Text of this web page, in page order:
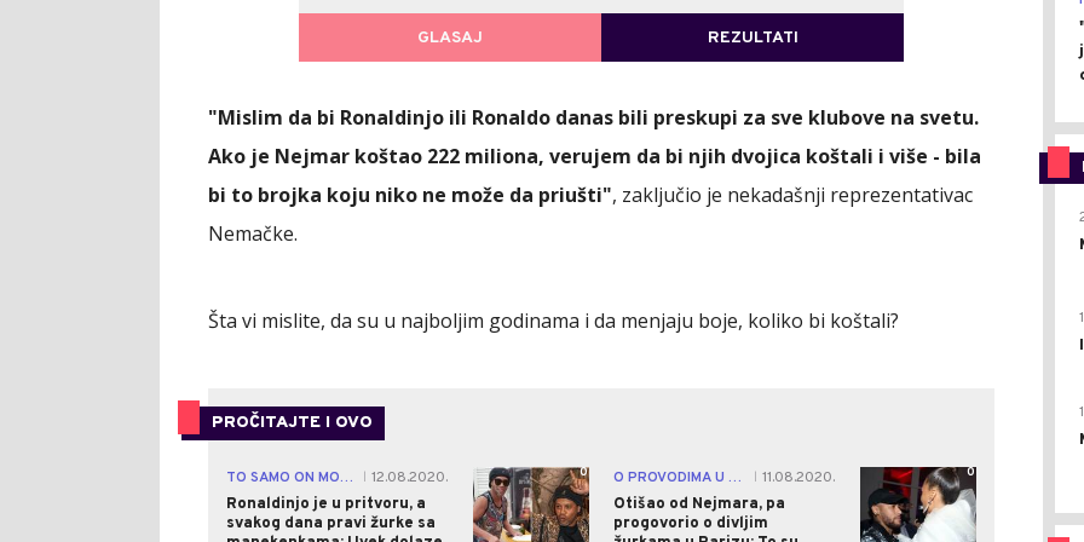
GLASAJ REZULTATI
"Mislim da bi Ronaldinjo ili Ronaldo danas bili preskupi za sve klubove na svetu.
Ako je Nejmar koštao 222 miliona, verujem da bi njih dvojica koštali i više - bila
bi to brojka koju niko ne može da priušti", zaključio je nekadašnji reprezentativac
Nemačke.
Šta vi mislite, da su u najboljim godinama i da menjaju boje, koliko bi koštali?
PROČITAJTE I OVO
TO SAMO ON MOŽE!
12.08.2020.
Ronaldinjo je u pritvoru, a
svakog dana pravi žurke sa
0 O PROVODIMA U PARIZU
11.08.2020.
Otišao od Nejmara, pa
progovorio o divljim
0